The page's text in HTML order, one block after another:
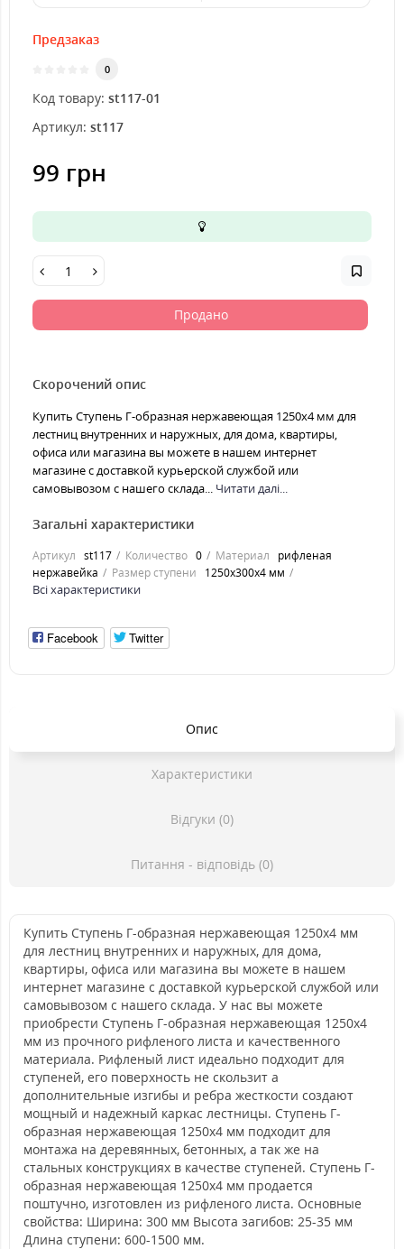
Предзаказ
0
Код товару: st117-01
Артикул: st117
99 грн
Продано
Скорочений опис
Купить Ступень Г-образная нержавеющая 1250x4 мм для
лестниц внутренних и наружных, для дома, квартиры,
офиса или магазина вы можете в нашем интернет
магазине с доставкой курьерской службой или
самовывозом с нашего склада... Читати далі...
Загальні характеристики
Артикул st117 Количество 0 Материал
рифленая
нержавейка
Размер ступени 1250x300x4 мм
Всі характеристики
Facebook Twitter
Опис
Характеристики
Відгуки (0)
Питання - відповідь (0)
Купить Ступень Г-образная нержавеющая 1250x4 мм
для лестниц внутренних и наружных, для дома,
квартиры, офиса или магазина вы можете в нашем
интернет магазине с доставкой курьерской службой или
самовывозом с нашего склада. У нас вы можете
приобрести Ступень Г-образная нержавеющая 1250x4
мм из прочного рифленого листа и качественного
материала. Рифленый лист идеально подходит для
ступеней, его поверхность не скользит а
дополнительные изгибы и ребра жесткости создают
мощный и надежный каркас лестницы. Ступень Г-
образная нержавеющая 1250x4 мм подходит для
монтажа на деревянных, бетонных, а так же на
стальных конструкциях в качестве ступеней. Ступень Г-
образная нержавеющая 1250x4 мм продается
поштучно, изготовлен из рифленого листа. Основные
свойства: Ширина: 300 мм Высота загибов: 25-35 мм
Длина ступени: 600-1500 мм.